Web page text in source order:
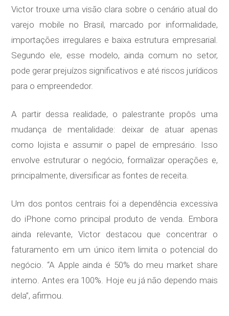
Victor trouxe uma visão clara sobre o cenário atual do
varejo mobile no Brasil, marcado por informalidade,
importações irregulares e baixa estrutura empresarial.
Segundo ele, esse modelo, ainda comum no setor,
pode gerar prejuízos significativos e até riscos jurídicos
para o empreendedor.
A partir dessa realidade, o palestrante propôs uma
mudança de mentalidade: deixar de atuar apenas
como lojista e assumir o papel de empresário. Isso
envolve estruturar o negócio, formalizar operações e,
principalmente, diversificar as fontes de receita.
Um dos pontos centrais foi a dependência excessiva
do iPhone como principal produto de venda. Embora
ainda relevante, Victor destacou que concentrar o
faturamento em um único item limita o potencial do
negócio. “A Apple ainda é 50% do meu market share
interno. Antes era 100%. Hoje eu já não dependo mais
dela”, afirmou.